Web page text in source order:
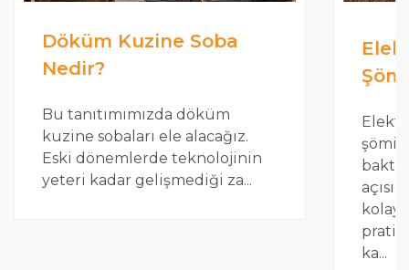
Döküm Kuzine Soba
Nedir?
Bu tanıtımımızda döküm
kuzine sobaları ele alacağız.
Eski dönemlerde teknolojinin
yeteri kadar gelişmediği za...
kolay
pratik
ka...